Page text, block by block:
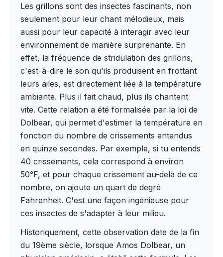
Les grillons sont des insectes fascinants, non
seulement pour leur chant mélodieux, mais
aussi pour leur capacité à interagir avec leur
environnement de manière surprenante. En
effet, la fréquence de stridulation des grillons,
c'est-à-dire le son qu'ils produisent en frottant
leurs ailes, est directement liée à la température
ambiante. Plus il fait chaud, plus ils chantent
vite. Cette relation a été formalisée par la loi de
Dolbear, qui permet d'estimer la température en
fonction du nombre de crissements entendus
en quinze secondes. Par exemple, si tu entends
40 crissements, cela correspond à environ
50°F, et pour chaque crissement au-delà de ce
nombre, on ajoute un quart de degré
Fahrenheit. C'est une façon ingénieuse pour
ces insectes de s'adapter à leur milieu.
Historiquement, cette observation date de la fin
du 19ème siècle, lorsque Amos Dolbear, un